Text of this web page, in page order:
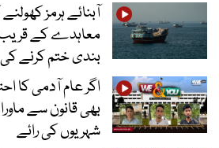
آبنائے ہرمز
معاہدے کے قریب،
بندی ختم کرنے
اگر عام آدمی کا
بھی قانون سے
شہریوں کی رائے